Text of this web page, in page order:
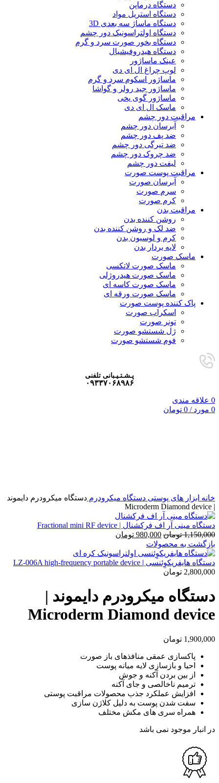
دستگاه درماپن
دستگاه استریل مواد
دستگاه ماساژ سه بعدی 3D
دستگاه اولتراسونیک دور چشم
دستگاه بخور صورت سرد و گرم
دستگاه هیدروفیشیال
عینک ماساژور
لوپ چراغ ال ای دی
ماساژور اسکوم سرد و گرم
ماساژور جید رولر و گواشا
ماساژور گوی یخی
ماسک ال ای دی
مراقبت دور چشم
آبرسان دور چشم
ضد پف دور چشم
ضد تیرگی دور چشم
ضد چروک دور چشم
لیفت دور چشم
مراقبت پوست صورت
آبرسان صورت
سرم صورت
کرم صورت
مراقبت بدن
روشن کننده بدن
ضد لک و روشن کننده بدن
کرم و لوسیون بدن
لایه بردار بدن
ماسک صورت
ماسک صورت لاتکسی
ماسک صورت هیدروژلی
ماسک صورت کاسه ای
ماسک صورت ورقه ای
پاک کننده پوست صورت
اسکراب صورت
تونر صورت
ژل شستشو صورت
فوم شستشو صورت
پـشـتـیـبانی تلفنی
۰۹۳۳۷۰۶۸۹۸۶
0 علاقه مندی
0 مورد /
0 تومان
خانه ابزار های پوستی دستگاه میکرودرم دستگاه میکرودرم دایموند
| Microderm Diamond device
دستگاه مینی آر اف فرکشنال | Fractional mini RF device
1,150,000 تومان Original
price
was:
1,150,000 تومان.
980,000 تومان
980,000 تومان.
بازگشت به محصولات
دستگاه هایفریکوِئنسی | LZ-006A high-frequency portable device
2,800,000 تومان
دستگاه میکرودرم دایموند |
Microderm Diamond device
1,900,000 تومان
پاکسازی عمقی منافذهای باز صورت
احیا و بازسازی لایه میانه پوست
از بین بردن آکنه و جوش
ترمیم ناخالصی و جای آکنه
افزایش عملکرد جذب محصولات مراقبت پوستی
سفت شدن پوست به دلیل کلاژن سازی
همراه سری های مکش مختلف
در انبار موجود نمی باشد